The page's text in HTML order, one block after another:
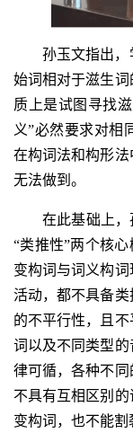
孙玉文指出
始词相对于滋生
质上是试图寻找
义”必然要求对相
在构词法和构形
无法做到。
在此基础上，
“类推性”两个核
变构词与词义构
活动，都不具备
的不平行性，且
词以及不同类型
律可循，各种不
不具有互相区别
变构词，也不能割